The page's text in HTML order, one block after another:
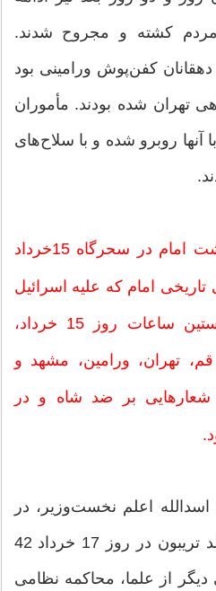
کشته و مجروح شدند.
کفن‌پوش ورامینی بود
تهران شده بودند. مأموران
آنها روبرو شده و با سلاح‌های
به دنبال انتشار خبر بازداشت امام در سحرگاه 15خرداد
تاریخی امام که علیه اسرائیل
و رژیم شاه بوده از نخستین ساعات روز 15 خرداد،
تهران، ورامین، مشهد و
شعارهایی بر ضد شاه و در
اعلم نخست‌وزیر، در
مصاحبه‌ای با روزنامه هرالد تریبون در روز 17 خرداد 42
از علما، محاکمه نظامی